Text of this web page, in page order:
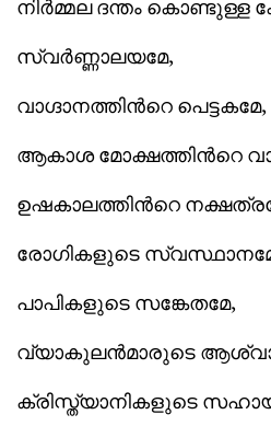
നിര്‍മ്മല ദന്തം കൊണ്ടുള്ള
സ്വര്‍ണ്ണാലയമേ,
വാഗ്ദാനത്തിന്‍റെ പെട്ടകമേ,
ആകാശ മോക്ഷത്തിന്‍റെ
ഉഷകാലത്തിന്‍റെ
രോഗികളുടെ
പാപികളുടെ സങ്കേതമേ,
വ്യാകുലന്‍മാരുടെ
ക്രിസ്ത്യാനികളുടെ